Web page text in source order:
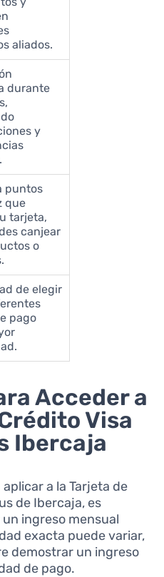
aliados.
durante
y
puntos
que
tarjeta,
canjear
o
de elegir
pago
Acceder a
Visa
Ibercaja
aplicar a la Tarjeta de
de Ibercaja, es
ingreso mensual
exacta puede variar,
demostrar un ingreso
de pago.